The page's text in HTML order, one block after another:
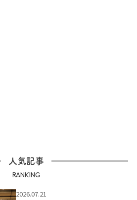
人気記事
RANKING
2026.07.21